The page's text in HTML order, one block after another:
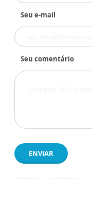
Seu e-mail
Seu comentário
ENVIAR